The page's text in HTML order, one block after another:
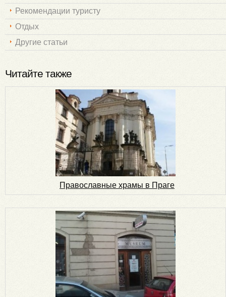
Рекомендации туристу
Отдых
Другие статьи
Читайте также
Православные храмы в Праге